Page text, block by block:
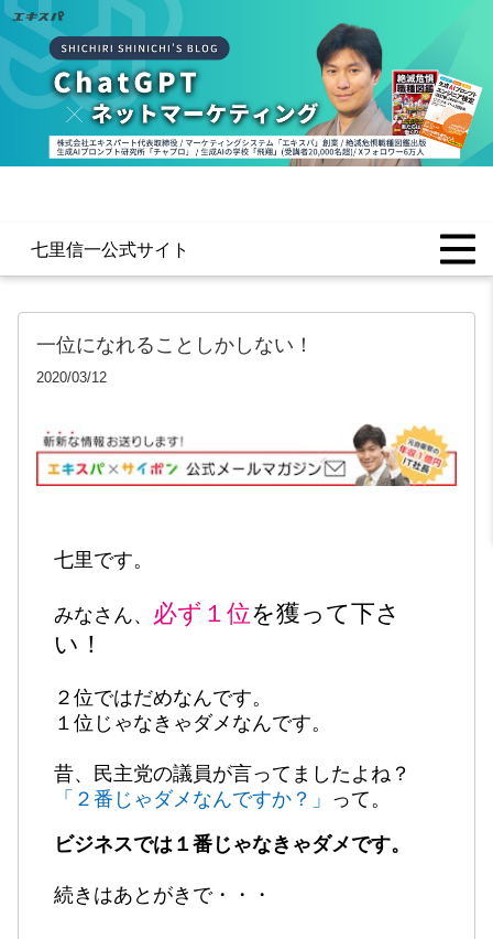
七里信一公式サイト
一位になれることしかしない！
2020/03/12
七里です。
みなさん、 必ず１位を獲って下さ
い！
２位ではだめなんです。
１位じゃなきゃダメなんです。
昔、民主党の議員が言ってましたよね？
「２番じゃダメなんですか？」 って。
ビジネスでは１番じゃなきゃダメです。
続きはあとがきで・・・